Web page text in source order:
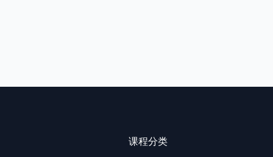
课程分类